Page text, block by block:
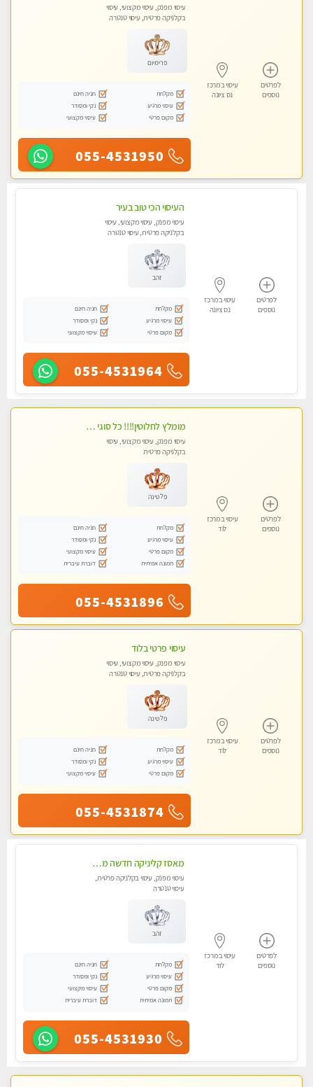
לפרטים
נוספים
עיסוי במרכז
נס ציונה
עיסוי מפנק, עיסוי מקצועי, עיסוי
בקלניקה פרטית, עיסוי טנטרה
פרימיום
מקלחת
חניה חינם
עיסוי מרגיע
נקי ומסודר
מקום פרטי
עיסוי מקצועי
055-4531950
לפרטים
נוספים
עיסוי במרכז
נס ציונה
העיסוי הכי טוב בעיר
עיסוי מפנק, עיסוי מקצועי, עיסוי
בקלניקה פרטית, עיסוי טנטרה
זהב
מקלחת
חניה חינם
עיסוי מרגיע
נקי ומסודר
מקום פרטי
עיסוי מקצועי
055-4531964
לפרטים
נוספים
עיסוי במרכז
לוד
מומלץ לחלוטין!!!! כל סוגי העיסויים מעסה מקצועית ואיכותית פרטי!!!
עיסוי מפנק, עיסוי מקצועי, עיסוי
בקלניקה פרטית
פלטינה
מקלחת
חניה חינם
עיסוי מרגיע
נקי ומסודר
מקום פרטי
עיסוי מקצועי
תמונה אמיתית
דוברת עיברית
055-4531896
לפרטים
נוספים
עיסוי במרכז
לוד
עיסוי פרטי בלוד
עיסוי מפנק, עיסוי מקצועי, עיסוי
בקלניקה פרטית, עיסוי טנטרה
פלטינה
מקלחת
חניה חינם
עיסוי מרגיע
נקי ומסודר
מקום פרטי
עיסוי מקצועי
055-4531874
לפרטים
נוספים
עיסוי במרכז
לוד
מאסז קליניקה חדשה מעסה איכותית לעיסוי מרגיע ומפנק VIP-מומלץ לחלוטין! פרטי! ​​​​​​ Highly recommended ללא מין !!
עיסוי מפנק, עיסוי בקלניקה פרטית,
עיסוי טנטרה
זהב
מקלחת
חניה חינם
עיסוי מרגיע
נקי ומסודר
מקום פרטי
עיסוי מקצועי
תמונה אמיתית
דוברת עיברית
055-4531930